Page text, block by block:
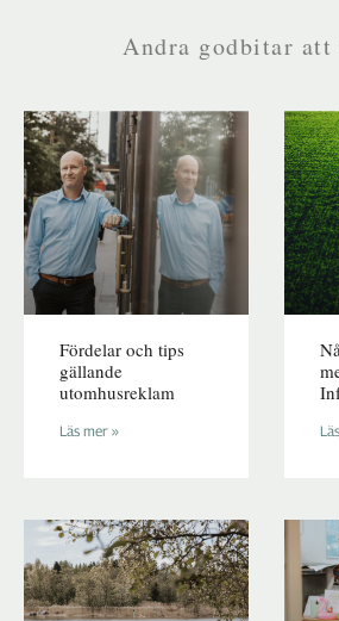
Andra godbitar
Fördelar och tips
gällande
utomhusreklam
Läs mer »